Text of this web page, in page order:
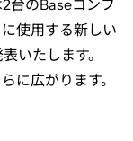
2台のBaseコンフ
使用する新しい
いたします。
に広がります。